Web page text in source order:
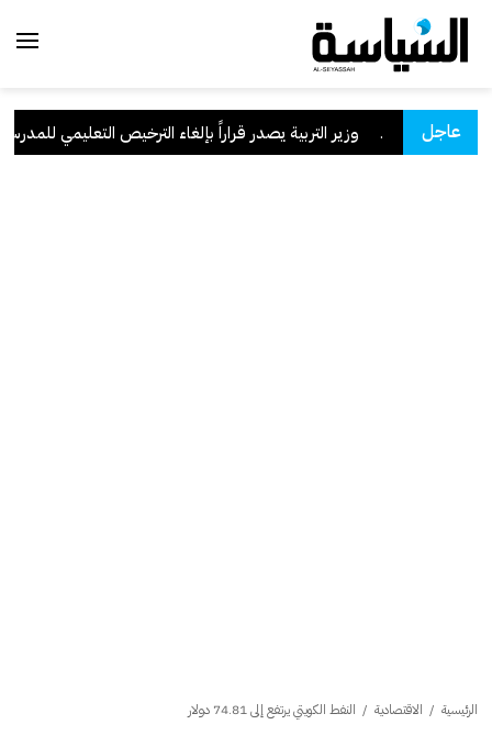
عاجل
السعودية وزير التربية يصدر قراراً بإلغاء الترخيص التعليمي للمدرسة
الرئيسية / الاقتصادية / النفط الكويتي يرتفع إلى 74.81 دولار